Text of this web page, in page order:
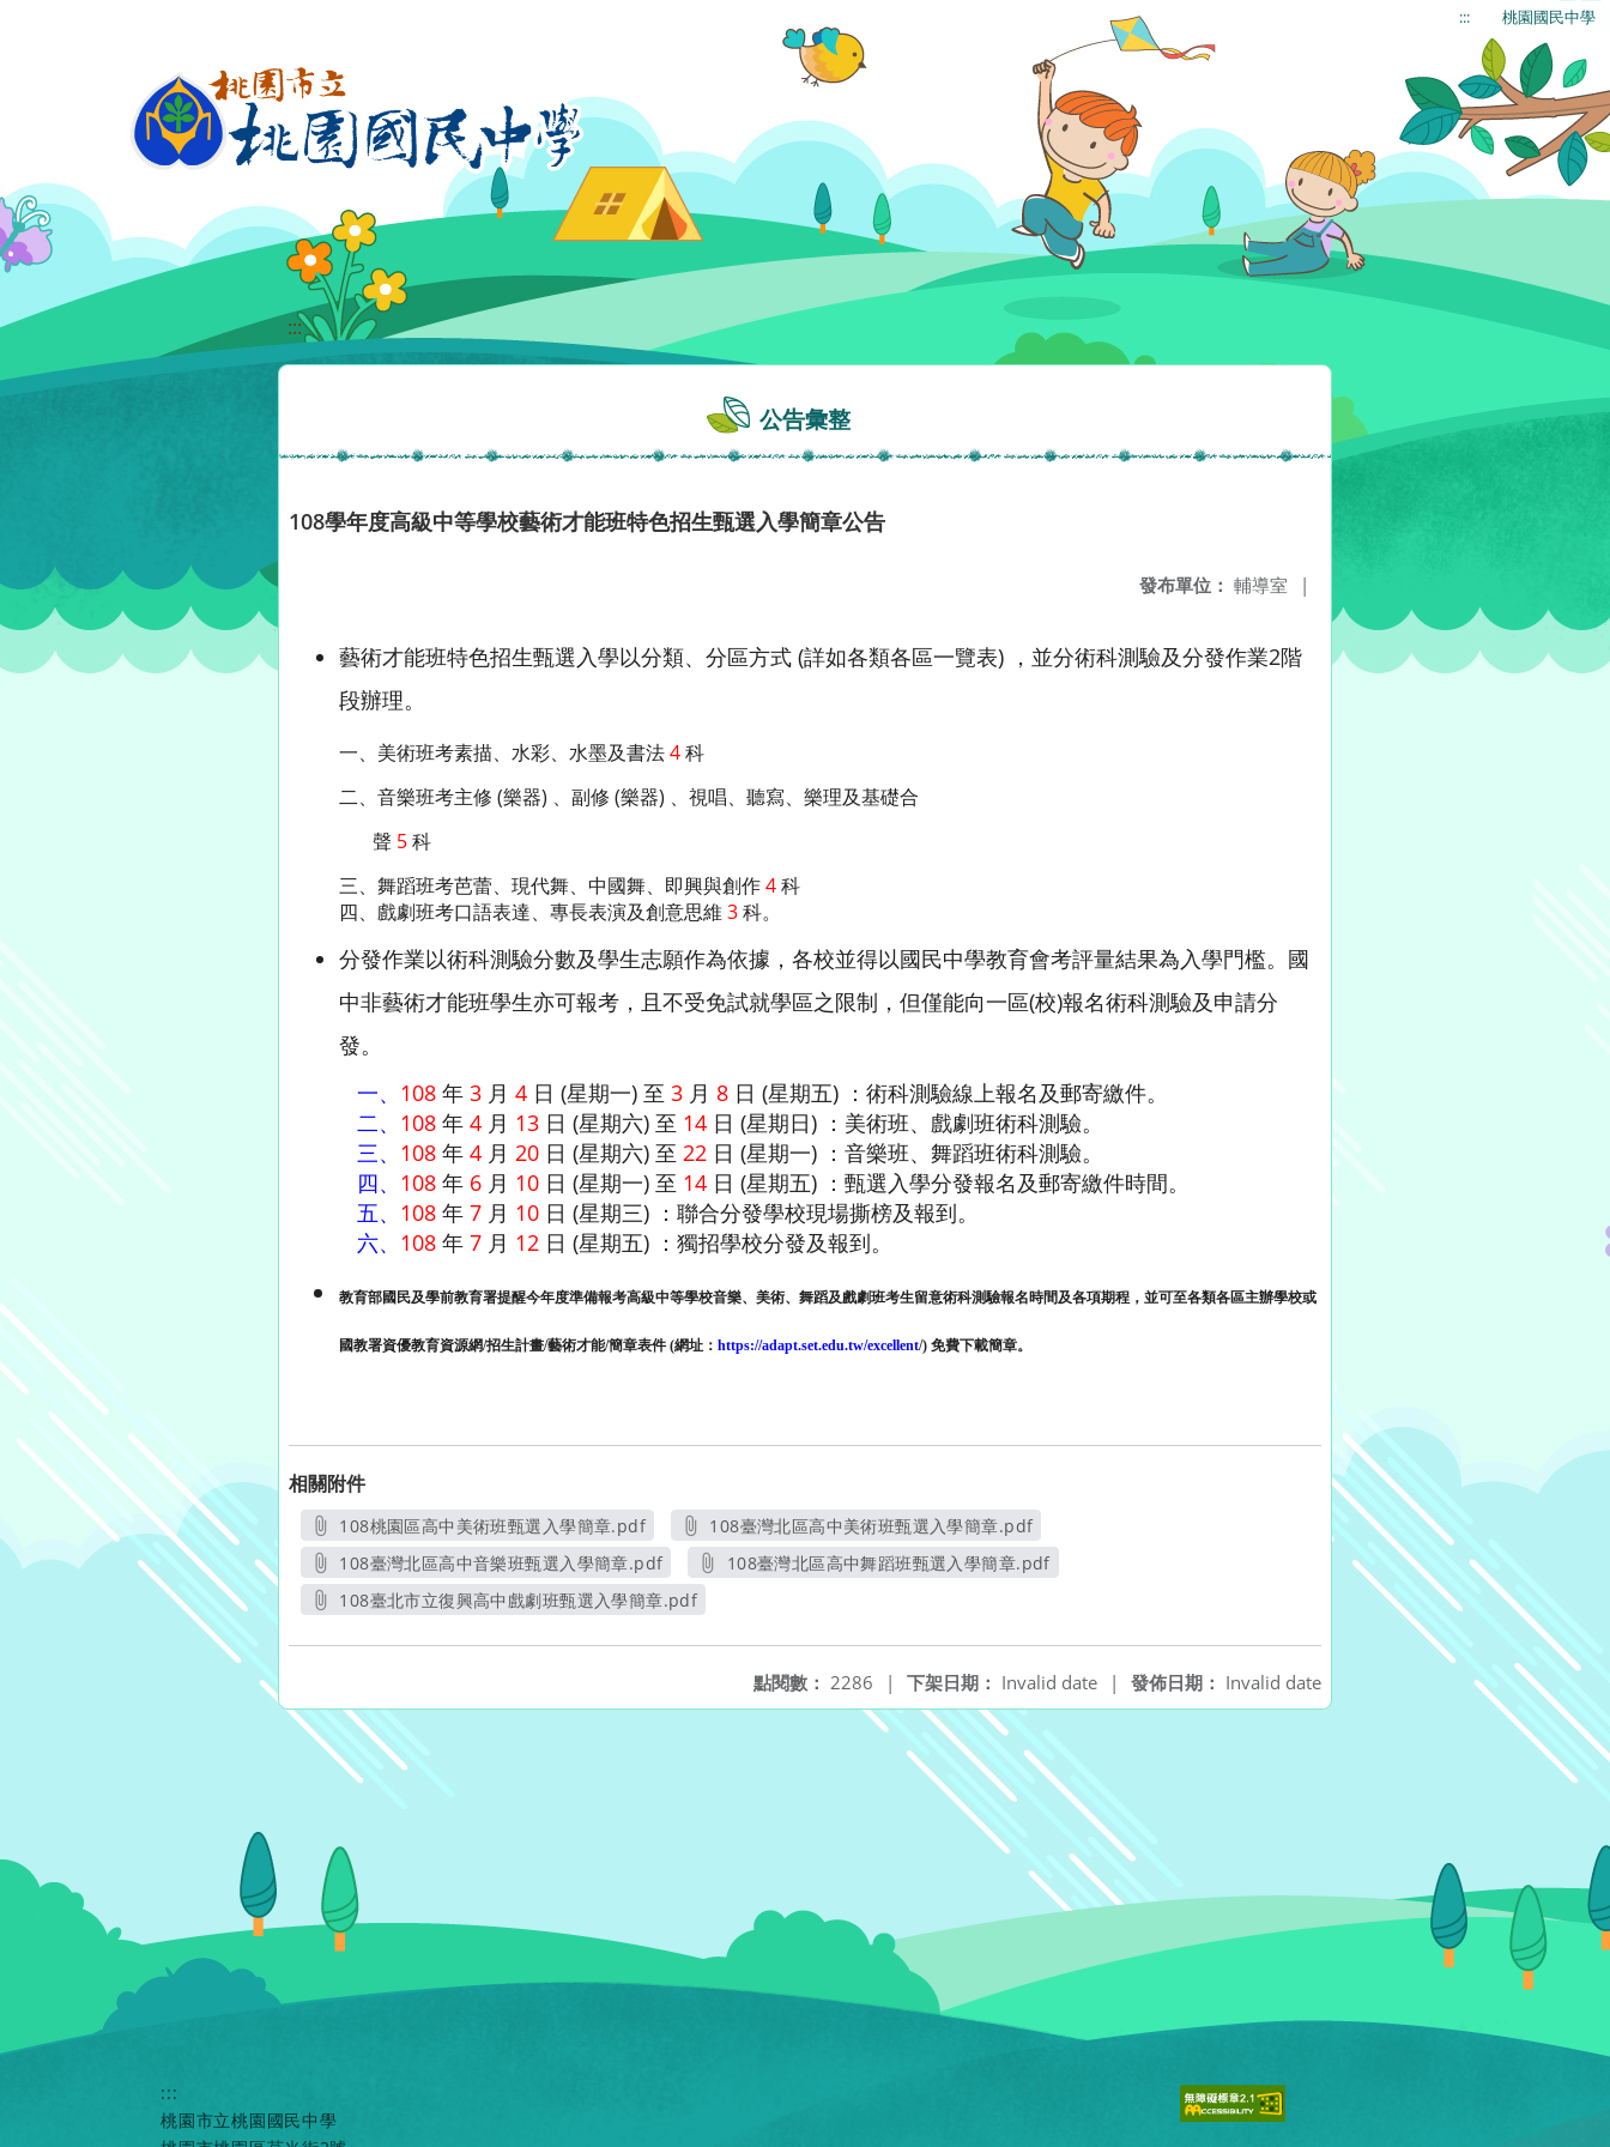
::: 桃園國民中學
:::
公告彙整
108學年度高級中等學校藝術才能班特色招生甄選入學簡章公告
發布單位： 輔導室 |
藝術才能班特色招生甄選入學以分類、分區方式 (詳如各類各區一覽表) ，並分術科測驗及分發作業2階
段辦理。
一、美術班考素描、水彩、水墨及書法4科
二、音樂班考主修 (樂器) 、副修 (樂器) 、視唱、聽寫、樂理及基礎合
聲 5科
三、舞蹈班考芭蕾、現代舞、中國舞、即興與創作4科
四、戲劇班考口語表達、專長表演及創意思維 3科。
分發作業以術科測驗分數及學生志願作為依據，各校並得以國民中學教育會考評量結果為入學門檻。國
中非藝術才能班學生亦可報考，且不受免試就學區之限制，但僅能向一區(校)報名術科測驗及申請分
發。
一、 108 年 3 月 4 日 (星期一) 至 3 月 8 日 (星期五) ：術科測驗線上報名及郵寄繳件。
二、 108 年 4 月 13 日 (星期六) 至 14 日 (星期日) ：美術班、戲劇班術科測驗。
三、 108 年 4 月 20 日 (星期六) 至 22 日 (星期一) ：音樂班、舞蹈班術科測驗。
四、 108 年 6 月 10 日 (星期一) 至 14 日 (星期五) ：甄選入學分發報名及郵寄繳件時間。
五、 108 年 7 月 10 日 (星期三) ：聯合分發學校現場撕榜及報到。
六、 108 年 7 月 12 日 (星期五) ：獨招學校分發及報到。
教育部國民及學前教育署提醒今年度準備報考高級中等學校音樂、美術、舞蹈及戲劇班考生留意術科測驗報名時間及各項期程，並可至各類各區主辦學校或
國教署資優教育資源網/招生計畫/藝術才能/簡章表件 (網址： https://adapt.set.edu.tw/excellent/) 免費下載簡章。
相關附件
108桃園區高中美術班甄選入學簡章.pdf
另開新視窗
108臺灣北區高中美術班甄選入學簡章.pdf
另開新視窗
108臺灣北區高中音樂班甄選入學簡章.pdf
另開新視窗
108臺灣北區高中舞蹈班甄選入學簡章.pdf
108臺北市立復興高中戲劇班甄選入學簡章.pdf
發佈日期： Invalid date
下架日期： Invalid date |
點閱數： 2286 |
:::
桃園市立桃園國民中學